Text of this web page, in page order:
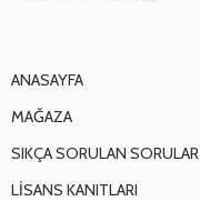
ANASAYFA
MAĞAZA
SIKÇA SORULAN SORULAR
LİSANS KANITLARI